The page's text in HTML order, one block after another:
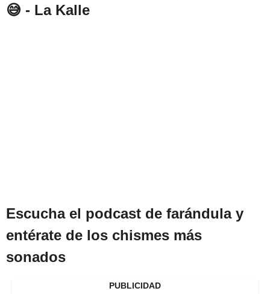
😅 - La Kalle
Escucha el podcast de farándula y
entérate de los chismes más
sonados
PUBLICIDAD